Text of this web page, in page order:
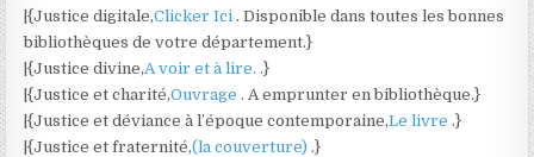
|{Justice digitale,Clicker Ici. Disponible dans toutes les bonnes
bibliothèques de votre département.}
|{Justice divine,A voir et à lire..}
|{Justice et charité,Ouvrage. A emprunter en bibliothèque.}
|{Justice et déviance à l’époque contemporaine,Le livre.}
|{Justice et fraternité,(la couverture).}